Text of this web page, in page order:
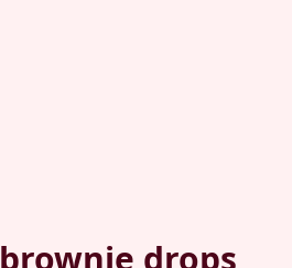
drops